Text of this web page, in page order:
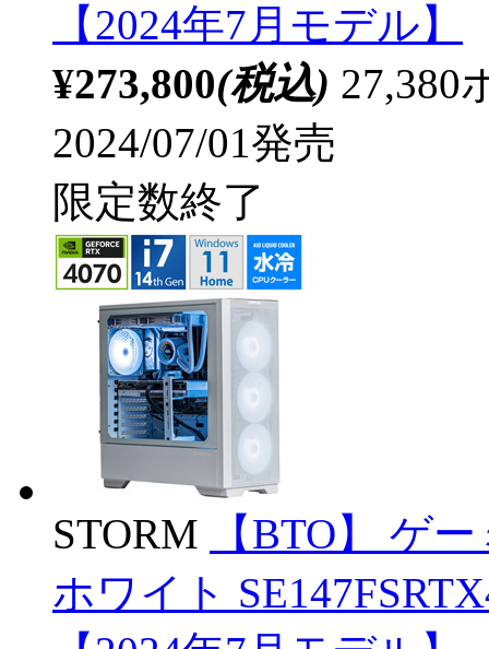
【2024年7月モデル】
¥273,800(税込) 27,380
2024/07/01発売
限定数終了
STORM
【BTO】 ゲ
ホワイト